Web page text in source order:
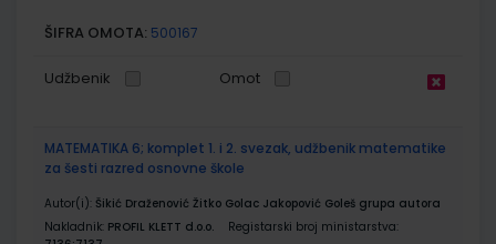
ŠIFRA OMOTA: 500167
Udžbenik Omot
MATEMATIKA 6; komplet 1. i 2. svezak, udžbenik matematike
za šesti razred osnovne škole
Autor(i): Šikić Draženović Žitko Golac Jakopović Goleš grupa autora
Nakladnik: PROFIL KLETT d.o.o.
Registarski broj ministarstva: